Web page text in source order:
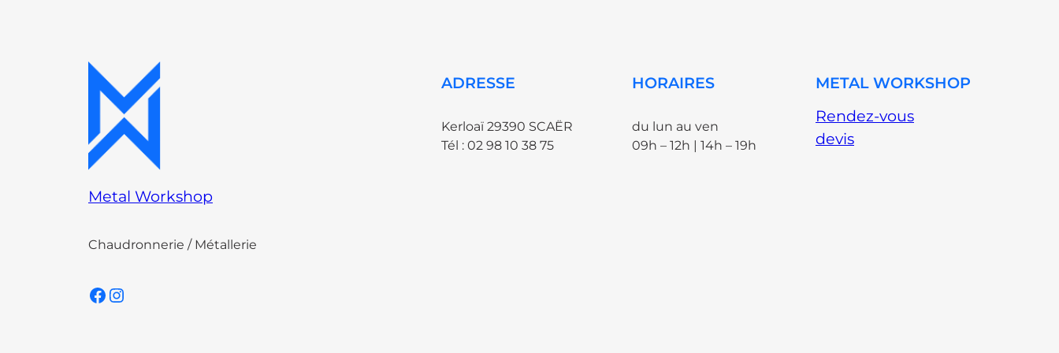
Metal Workshop
Chaudronnerie / Métallerie
Facebook Instagram
ADRESSE
Kerloaï 29390 SCAËR
Tél : 02 98 10 38 75
HORAIRES
du lun au ven
09h – 12h | 14h – 19h
METAL WORKSHOP
Rendez-vous
devis